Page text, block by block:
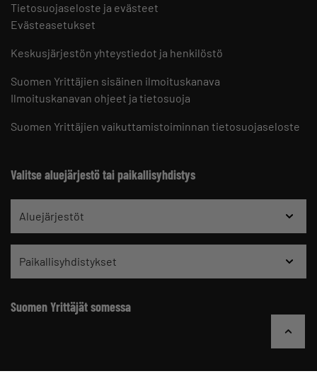
Tietosuojaseloste ja evästeet
Evästeasetukset
Keskusjärjestön yhteystiedot ja henkilöstö
Suomen Yrittäjien sisäinen ilmoituskanava
Ilmoituskanavan ohjeet ja tietosuoja
Suomen Yrittäjien vaikuttamistoiminnan tietosuojaseloste
Valitse aluejärjestö tai paikallisyhdistys
Aluejärjestöt
Paikallisyhdistykset
Suomen Yrittäjät somessa